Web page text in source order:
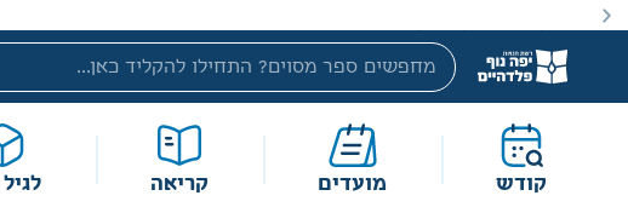
באתר מוצעים מוצרים במחירים נמוכים ומוזלים מהמחיר הקטלוגי.
קודש מועדים קריאה